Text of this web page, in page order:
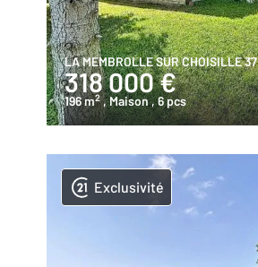
LA MEMBROLLE SUR CHOISILLE 37
318 000 €
196 m2 , Maison, 6 pcs
Exclusivité